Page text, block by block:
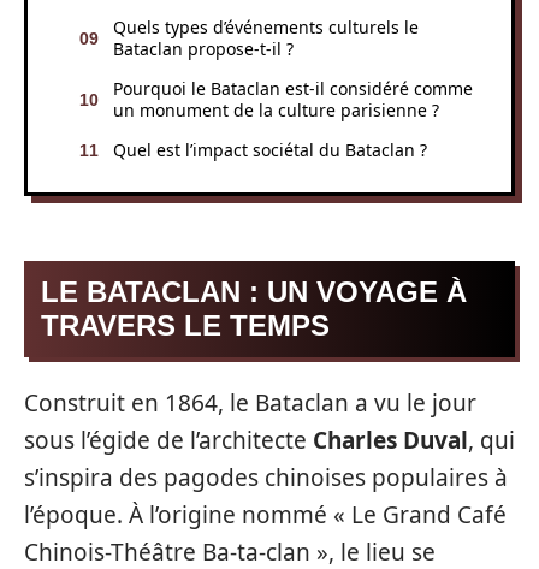
Quels types d’événements culturels le
Bataclan propose-t-il ?
Pourquoi le Bataclan est-il considéré comme
un monument de la culture parisienne ?
Quel est l’impact sociétal du Bataclan ?
LE BATACLAN : UN VOYAGE À
TRAVERS LE TEMPS
Construit en 1864, le Bataclan a vu le jour
sous l’égide de l’architecte Charles Duval, qui
s’inspira des pagodes chinoises populaires à
l’époque. À l’origine nommé « Le Grand Café
Chinois-Théâtre Ba-ta-clan », le lieu se